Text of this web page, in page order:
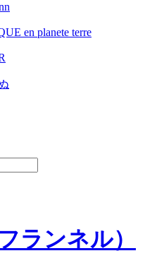
en planete terre
ランネル）